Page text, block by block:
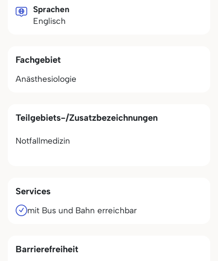
Sprachen
Englisch
Fachgebiet
Anästhesiologie
Teilgebiets-/Zusatzbezeichnungen
Notfallmedizin
Services
mit Bus und Bahn erreichbar
Barrierefreiheit